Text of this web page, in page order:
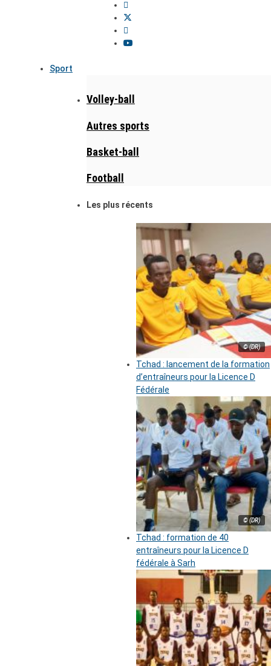
Sport
Volley-ball
Autres sports
Basket-ball
Football
Les plus récents
© (DR)
Tchad : lancement de la formation
d’entraîneurs pour la Licence D
Fédérale
© (DR)
Tchad : formation de 40
entraîneurs pour la Licence D
fédérale à Sarh